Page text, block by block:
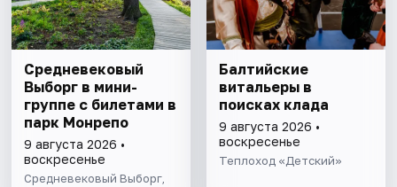
Cредневековый
Выборг в мини-
группе c билетами в
парк Монрепо
9 августа 2026 •
воскресенье
Средневековый Выборг,
Балтийские
витальеры в
поисках клада
9 августа 2026 •
воскресенье
Теплоход «Детский»